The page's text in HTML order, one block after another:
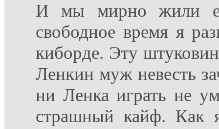
И мы мирно жили
свободное время я
киборде. Эту
Ленкин муж невесть
ни Ленка играть не
страшный кайф. Как